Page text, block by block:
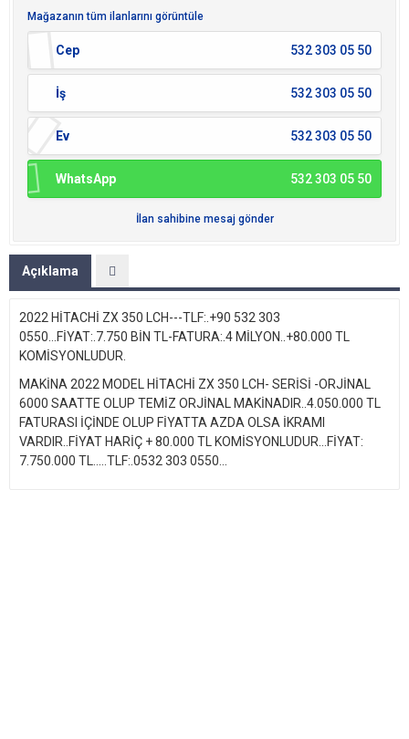
Mağazanın tüm ilanlarını görüntüle
Cep 532 303 05 50
İş 532 303 05 50
Ev 532 303 05 50
WhatsApp 532 303 05 50
İlan sahibine mesaj gönder
Açıklama
2022 HİTACHİ ZX 350 LCH---TLF:.+90 532 303
0550...FİYAT:.7.750 BİN TL-FATURA:.4 MİLYON..+80.000 TL
KOMİSYONLUDUR.
MAKİNA 2022 MODEL HİTACHİ ZX 350 LCH- SERİSİ -ORJİNAL
6000 SAATTE OLUP TEMİZ ORJİNAL MAKİNADIR..4.050.000 TL
FATURASI İÇİNDE OLUP FİYATTA AZDA OLSA İKRAMI
VARDIR..FİYAT HARİÇ + 80.000 TL KOMİSYONLUDUR...FİYAT:
7.750.000 TL.....TLF:.0532 303 0550...